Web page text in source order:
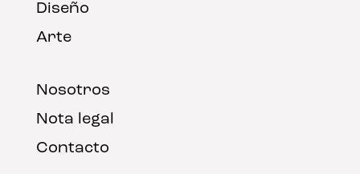
Diseño
Arte
Nosotros
Nota legal
Contacto